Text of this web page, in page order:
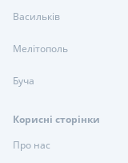
Васильків
Мелітополь
Буча
Корисні сторінки
Про нас